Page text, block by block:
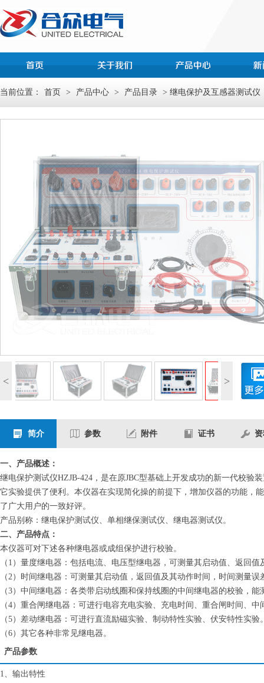
当前位置： 首页 > 产品中心 > 产品目录 > 继电保护及互感器测试仪
< >
简介 参数 附件 证书
一、产品概述：
继电保护测试仪HZJB-424， 是在原JBC型基础上开发成功的新一代校验
它实验提供了便利。本仪器在实现简化操的前提下，增加仪器的功能，
了广大用户的一致好评。
产品别称：继电保护测试仪、单相继保测试仪、继电器测试仪。
二、产品特点：
本仪器可对下述各种继电器或成组保护进行校验。
（1）量度继电器：包括电流、电压型继电器，可测量其启动值、返回值
（2）时间继电器：可测量其启动值，返回值及其动作时间，时间测量误
（3）中间继电器：各类带启动线圈和保持线圈的中间继电器的校验，
（4）重合闸继电器：可进行电容充电实验、充电时间、重合闸时间、中
（5）差动继电器：可进行直流励磁实验、制动特性实验、伏安特性实验
（6）其它各种非常见继电器。
产品参数
1、输出特性